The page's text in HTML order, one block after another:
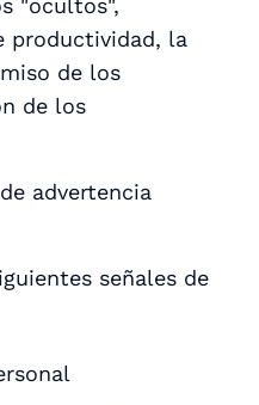
"ocultos",
productividad, la
de los
de los
advertencia
señales de